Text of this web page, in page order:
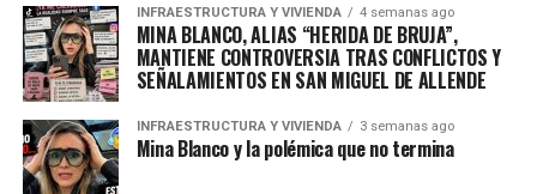
INFRAESTRUCTURA Y VIVIENDA 4 semanas ago
MINA BLANCO, ALIAS “HERIDA DE BRUJA”,
MANTIENE CONTROVERSIA TRAS CONFLICTOS Y
SEÑALAMIENTOS EN SAN MIGUEL DE ALLENDE
INFRAESTRUCTURA Y VIVIENDA 3 semanas ago
Mina Blanco y la polémica que no termina